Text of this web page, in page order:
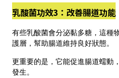
乳酸菌功效3：改善腸道功能
有些乳酸菌會分泌黏多糖 ，這種
護層， 幫助腸道維持良好狀態。
更重要的是， 它能促進腸道蠕動
發生。